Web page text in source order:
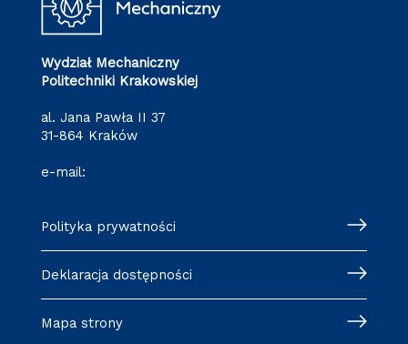
Wydział Mechaniczny
Politechniki Krakowskiej
al. Jana Pawła II 37
31-864 Kraków
e-mail:
Polityka prywatności
Deklaracja dostępności
Mapa strony